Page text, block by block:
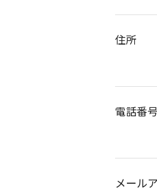
住所
電話番号
メール